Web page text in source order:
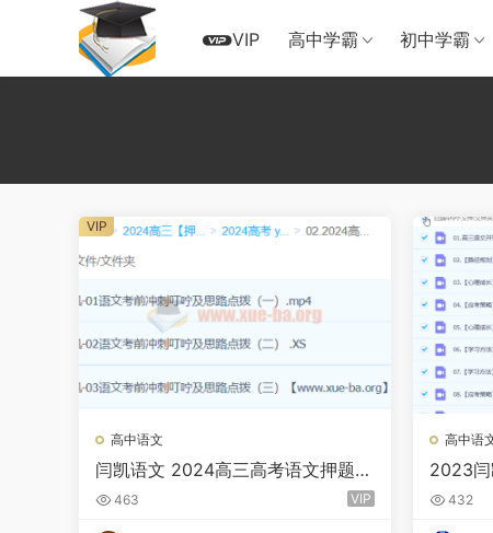
VIP 高中学霸 初中学霸
高中语文
闫凯语文 2024高三高考语文押题冲
刺班 百度网盘
463 VIP
VIP
高中语
2023闫
语文一
432